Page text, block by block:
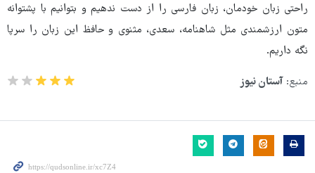
راحتی زبان خودمان، زبان فارسی را از دست ندهیم و بتوانیم با پشتوانه
متون ارزشمندی مثل شاهنامه، سعدی، مثنوی و حافظ این زبان را سرپا
نگه داریم.
منبع: آستان نیوز